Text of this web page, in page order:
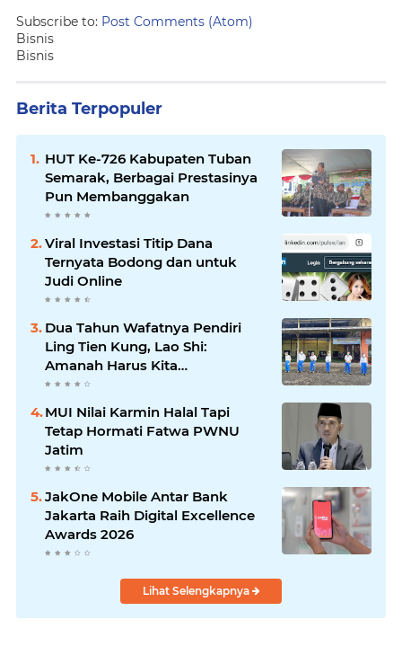
Subscribe to: Post Comments (Atom)
Bisnis
Bisnis
Berita Terpopuler
HUT Ke-726 Kabupaten Tuban
Semarak, Berbagai Prestasinya
Pun Membanggakan
Viral Investasi Titip Dana
Ternyata Bodong dan untuk
Judi Online
Dua Tahun Wafatnya Pendiri
Ling Tien Kung, Lao Shi:
Amanah Harus Kita
Laksanakan!
MUI Nilai Karmin Halal Tapi
Tetap Hormati Fatwa PWNU
Jatim
JakOne Mobile Antar Bank
Jakarta Raih Digital Excellence
Awards 2026
Lihat Selengkapnya